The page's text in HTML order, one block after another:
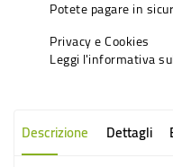
Potete pagare in
Privacy e Cookies
Leggi l'informativa
Descrizione Dettagli